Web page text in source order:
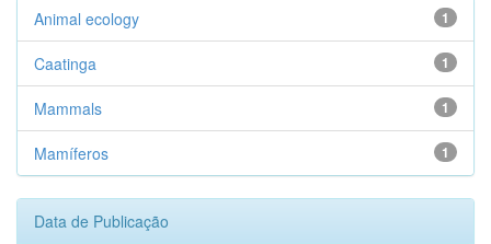
1
Animal ecology
1
Caatinga
1
Mammals
1
Mamíferos
Data de Publicação